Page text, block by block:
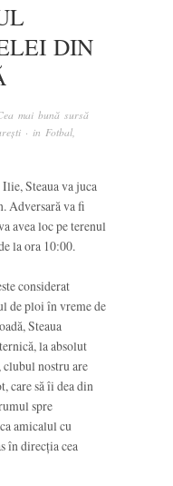
DIN
mai bună sursă
· in Fotbal,
Steaua va juca
Adversară va fi
avea loc pe terenul
la ora 10:00.
considerat
de ploi în vreme de
Steaua
la absolut
clubul nostru are
care să îi dea din
spre
amicalul cu
în direcția cea